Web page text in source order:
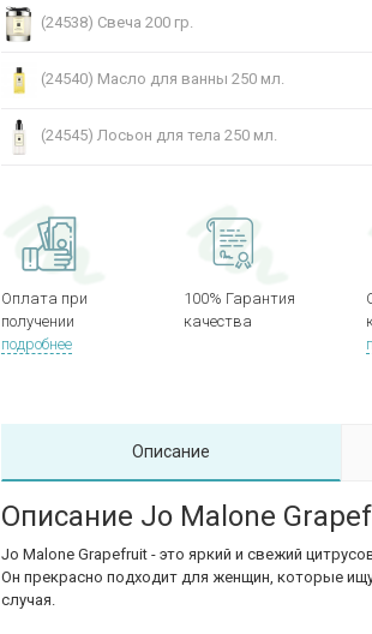
(24538) Свеча 200 гр.
(24540) Масло для ванны 250 мл.
(24545) Лосьон для тела 250 мл.
Оплата при
получении
подробнее
100% Гарантия
качества
Описание
Описание Jo Malone
Jo Malone Grapefruit - это яркий и свежий
Он прекрасно подходит для женщин, которые
случая.